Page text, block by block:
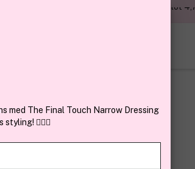
✓ Över 1,5 miljon kunder – Trustpilot 4,7
med The Final Touch Narrow Dressing
💇‍♀️✨